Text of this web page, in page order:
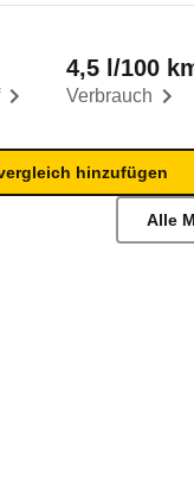
Verbrauch
4,5 l/100
hinzufügen
Alle